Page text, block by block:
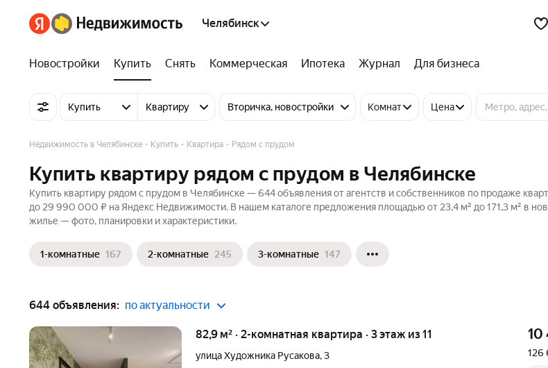
Челябинск
Новостройки Купить Снять Коммерческая Ипотека Журнал Для бизнеса
Купить Квартиру Вторичка, новостройки Комнат Цена
Недвижимость в Челябинске Купить Квартира Рядом с прудом
Купить квартиру рядом с прудом в Челябинске
Купить квартиру рядом с прудом в Челябинске — 644 объявления от агентств и собственников по продаже
до 29 990 000 ₽ на Яндекс Недвижимости. В нашем каталоге предложения площадью от 23,4 м² до 171,3 м² в
жилье — фото, планировки и характеристики.
1-комнатные 167 2-комнатные 245 3-комнатные 147
644 объявления: по актуальности
82,9 м² · 2-комнатная квартира · 3 этаж из 11
улица Художника Русакова,3
10
126